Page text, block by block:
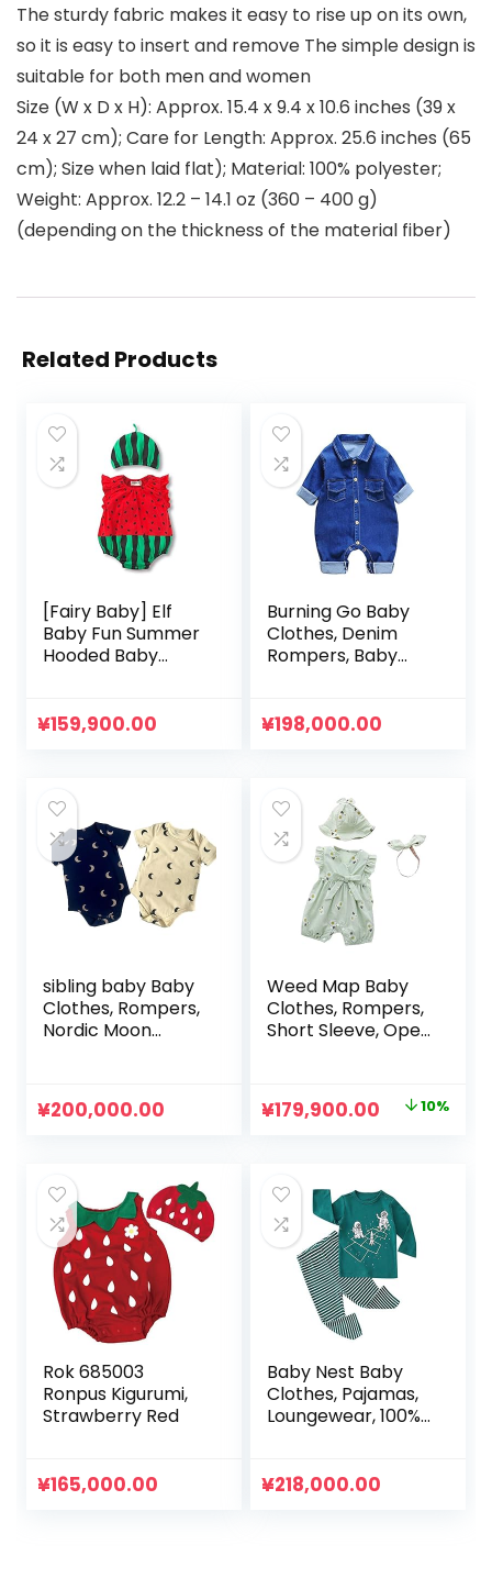
The sturdy fabric makes it easy to rise up on its own,
so it is easy to insert and remove The simple design is
suitable for both men and women
Size (W x D x H): Approx. 15.4 x 9.4 x 10.6 inches (39 x
24 x 27 cm); Care for Length: Approx. 25.6 inches (65
cm); Size when laid flat); Material: 100% polyester;
Weight: Approx. 12.2 – 14.1 oz (360 – 400 g)
(depending on the thickness of the material fiber)
Related Products
[Fairy Baby] Elf
Baby Fun Summer
Hooded Baby
Commemorative
¥159,900.00
Burning Go Baby
Clothes, Denim
Rompers, Baby
Children’s Clothes,
Front, Long
Sleeves, Toddler,
Cute, Spring,
Summer, Autumn
¥198,000.00
sibling baby Baby
Clothes, Rompers,
Nordic Moon
Sleeve, Short
Sleeve, Underwear,
Baby Shower,
Spring and
Summer, Set of 2
¥200,000.00
Weed Map Baby
Clothes, Rompers,
Short Sleeve, Open
Babies,
Ceremonies, Boys,
元
格
は
¥199,900.00
¥179,900.00
価
格
は
で
10%
Rok 685003
Ronpus Kigurumi,
Strawberry Red
¥165,000.00
Baby Nest Baby
Clothes, Pajamas,
Loungewear, 100%
Set, Nightwear,
¥218,000.00